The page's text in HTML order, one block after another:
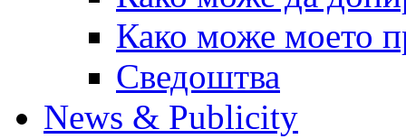
Како може моето
Сведоштва
News & Publicity